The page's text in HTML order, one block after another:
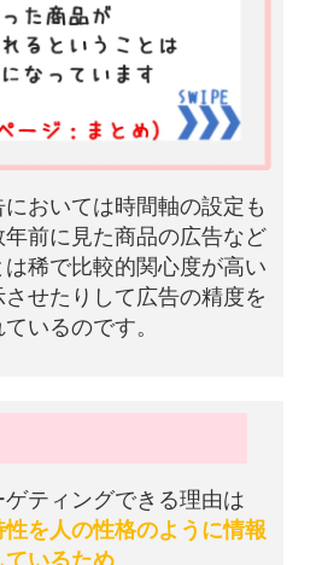
おいては時間軸の設定も
前に見た商品の広告など
稀で比較的関心度が高い
せたりして広告の精度を
いるのです。
ティングできる理由は
を人の性格のように情報